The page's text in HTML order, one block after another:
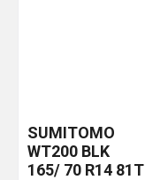
SUMITOMO
WT200 BLK
165/ 70 R14 81T